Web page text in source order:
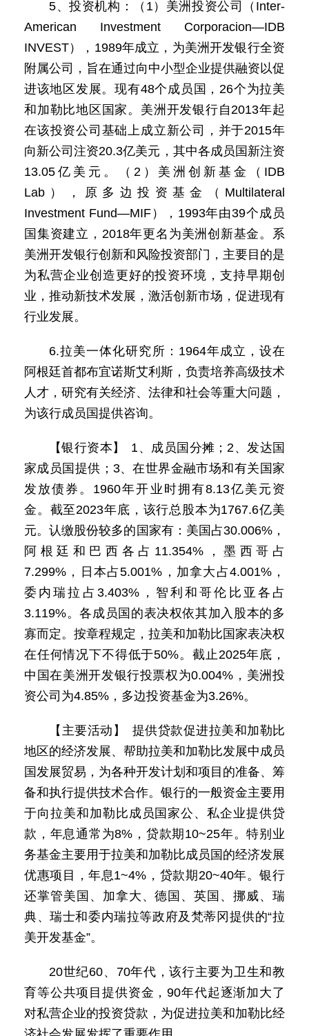
5、投资机构：（1）美洲投资公司（Inter-
American Investment Corporacion—IDB
INVEST），1989年成立，为美洲开发银行全资
附属公司，旨在通过向中小型企业提供融资以促
进该地区发展。现有48个成员国，26个为拉美
和加勒比地区国家。美洲开发银行自2013年起
在该投资公司基础上成立新公司，并于2015年
向新公司注资20.3亿美元，其中各成员国新注资
13.05亿美元。（2）美洲创新基金（IDB
Lab），原多边投资基金（Multilateral
Investment Fund—MIF），1993年由39个成员
国集资建立，2018年更名为美洲创新基金。系
美洲开发银行创新和风险投资部门，主要目的是
为私营企业创造更好的投资环境，支持早期创
业，推动新技术发展，激活创新市场，促进现有
行业发展。
6.拉美一体化研究所：1964年成立，设在
阿根廷首都布宜诺斯艾利斯，负责培养高级技术
人才，研究有关经济、法律和社会等重大问题，
为该行成员国提供咨询。
【银行资本】 1、成员国分摊；2、发达国
家成员国提供；3、在世界金融市场和有关国家
发放债券。1960年开业时拥有8.13亿美元资
金。截至2023年底，该行总股本为1767.6亿美
元。认缴股份较多的国家有：美国占30.006%，
阿根廷和巴西各占11.354%，墨西哥占
7.299%，日本占5.001%，加拿大占4.001%，
委内瑞拉占3.403%，智利和哥伦比亚各占
3.119%。各成员国的表决权依其加入股本的多
寡而定。按章程规定，拉美和加勒比国家表决权
在任何情况下不得低于50%。截止2025年底，
中国在美洲开发银行投票权为0.004%，美洲投
资公司为4.85%，多边投资基金为3.26%。
【主要活动】 提供贷款促进拉美和加勒比
地区的经济发展、帮助拉美和加勒比发展中成员
国发展贸易，为各种开发计划和项目的准备、筹
备和执行提供技术合作。银行的一般资金主要用
于向拉美和加勒比成员国家公、私企业提供贷
款，年息通常为8%，贷款期10~25年。特别业
务基金主要用于拉美和加勒比成员国的经济发展
优惠项目，年息1~4%，贷款期20~40年。银行
还掌管美国、加拿大、德国、英国、挪威、瑞
典、瑞士和委内瑞拉等政府及梵蒂冈提供的“拉
美开发基金”。
20世纪60、70年代，该行主要为卫生和教
育等公共项目提供资金，90年代起逐渐加大了
对私营企业的投资贷款，为促进拉美和加勒比经